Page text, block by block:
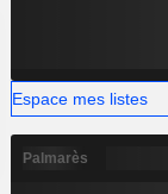
Capi. CT MT LT
Espace mes listes
Palmarès